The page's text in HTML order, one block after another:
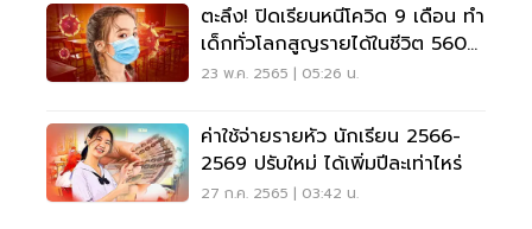
ตะลึง! ปิดเรียนหนีโควิด 9 เดือน ทำ
เด็กทั่วโลกสูญรายได้ในชีวิต 560
ล้านล้าน
23 พ.ค. 2565 | 05:26 น.
ค่าใช้จ่ายรายหัว นักเรียน 2566-
2569 ปรับใหม่ ได้เพิ่มปีละเท่าไหร่
27 ก.ค. 2565 | 03:42 น.